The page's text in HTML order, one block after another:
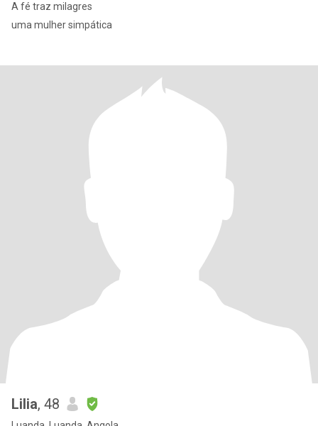
A fé traz milagres
uma mulher simpática
Lilia, 48